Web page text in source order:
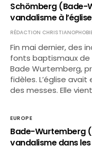
Schömberg (Bade-
vandalisme à
RÉDACTION
Fin mai dernier, des
fonts baptismaux de
Bade Wurtemberg,
fidèles. L’église
des messes. Elle
EUROPE
Bade-Wurtemberg
vandalisme dans